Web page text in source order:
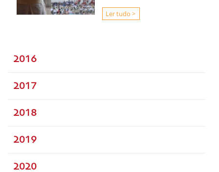
Ler tudo >
2016
2017
2018
2019
2020